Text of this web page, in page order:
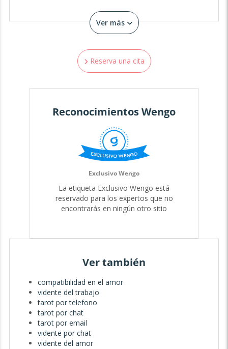
"No busques que los eventos sucedan como tú quieres;
sino desea que los sucesos ocurran como ocurren, y tu
vida fluirá tranquila." Epicteto.
¡Un abrazo de luz! 😊
Ver más
Reserva una cita
Reconocimientos Wengo
Exclusivo Wengo
La etiqueta Exclusivo Wengo está
reservado para los expertos que no
encontrarás en ningún otro sitio
Ver también
compatibilidad en el amor
vidente del trabajo
tarot por telefono
tarot por chat
tarot por email
vidente por chat
vidente del amor